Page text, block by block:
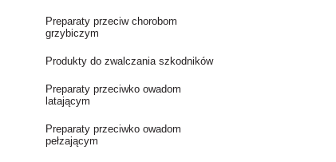
Preparaty przeciw chorobom
grzybiczym
Produkty do zwalczania szkodników
Preparaty przeciwko owadom
latającym
Preparaty przeciwko owadom
pełzającym